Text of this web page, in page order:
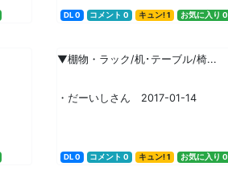
DL 0 コメント 0 キュン! 1 お気に入り 0
▼棚物・ラック/机･テーブル/椅...
・だーいしさん 2017-01-14
DL 0 コメント 0 キュン! 1 お気に入り 0